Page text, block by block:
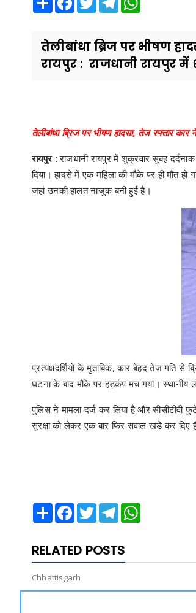
तेलीबांधा ब्रिज पर भीषण
रायपुर : राजधानी रायपुर
तेलीबांधा ब्रिज पर भीषण हादसा, तेज रफ्तार
रायपुर :राजधानी रायपुर में शुक्रवार सुबह
दिया। हादसे में एक महिला की मौके पर ही मौत
जहां उनकी हालत नाजुक बनी हुई है।
प्रत्यक्षदर्शियों के मुताबिक, कार बेहद तेज गति
घटना के बाद मौके पर हड़कंप मच गया। स्थानीय
पुलिस ने मामला दर्ज कर लिया है और
सुरक्षा को लेकर एक बार फिर सवाल खड़े कर दिए
Share Facebook
TwitterTelegram
RELATED POSTS
Chhattisgarh